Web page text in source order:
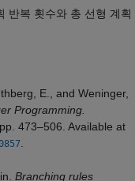
반복 횟수와 총 선형 계획
E., and Weninger,
Programming.
473–506. Available at
.
Branching rules